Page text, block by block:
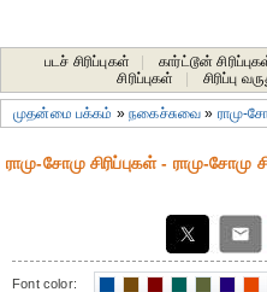
படச் சிரிப்புகள் கார்ட்டூன்
சிரிப்புகள்
சிரிப்பு
முதன்மை பக்கம் »நகைச்சுவை » ராமு-
ராமு-சோமு சிரிப்புகள் - ராமு-சோமு
Font color: